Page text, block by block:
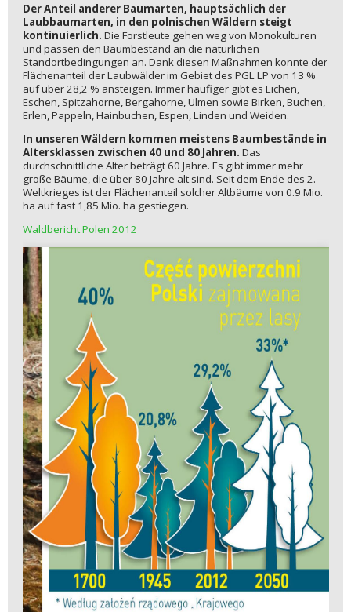
Der Anteil anderer Baumarten, hauptsächlich der
Laubbaumarten, in den polnischen Wäldern steigt
kontinuierlich. Die Forstleute gehen weg von Monokulturen
und passen den Baumbestand an die natürlichen
Standortbedingungen an. Dank diesen Maßnahmen konnte der
Flächenanteil der Laubwälder im Gebiet des PGL LP von 13 %
auf über 28,2 % ansteigen. Immer häufiger gibt es Eichen,
Eschen, Spitzahorne, Bergahorne, Ulmen sowie Birken, Buchen,
Erlen, Pappeln, Hainbuchen, Espen, Linden und Weiden.
In unseren Wäldern kommen meistens Baumbestände in
Altersklassen zwischen 40 und 80 Jahren. Das
durchschnittliche Alter beträgt 60 Jahre. Es gibt immer mehr
große Bäume, die über 80 Jahre alt sind. Seit dem Ende des 2.
Weltkrieges ist der Flächenanteil solcher Altbäume von 0.9 Mio.
ha auf fast 1,85 Mio. ha gestiegen.
Waldbericht Polen 2012